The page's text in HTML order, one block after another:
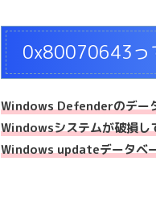
0x80070643っ
Windows Defenderのデー
Windowsシステムが破損し
Windows updateデータベ